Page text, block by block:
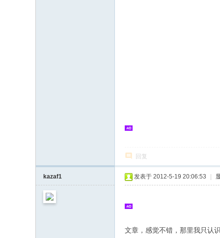
回复
kazaf1 发表于 2012-5-19 20:06:53
文章，感觉不错，那里我只认